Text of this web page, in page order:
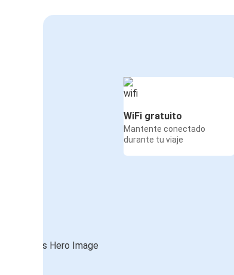
WiFi gratuito
Mantente conectado
durante tu viaje